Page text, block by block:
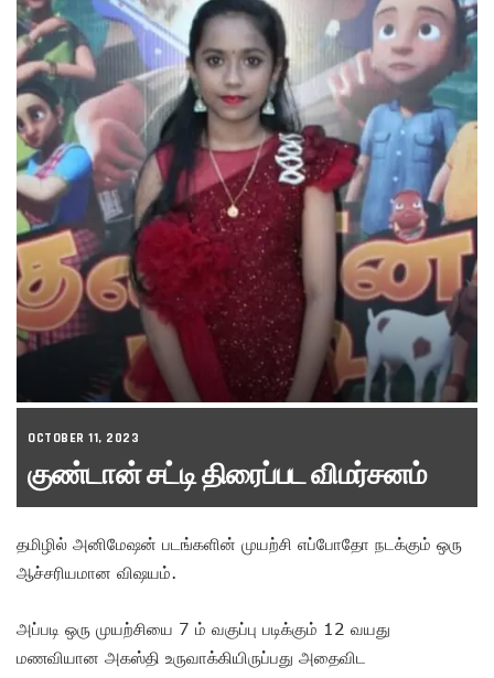
OCTOBER 11, 2023
குண்டான் சட்டி திரைப்பட விமர்சனம்
தமிழில் அனிமேஷன் படங்களின் முயற்சி எப்போதோ நடக்கும் ஒரு
ஆச்சரியமான விஷயம்.
அப்படி ஒரு முயற்சியை 7 ம் வகுப்பு படிக்கும் 12 வயது
மணவியான அகஸ்தி உருவாக்கியிருப்பது அதைவிட